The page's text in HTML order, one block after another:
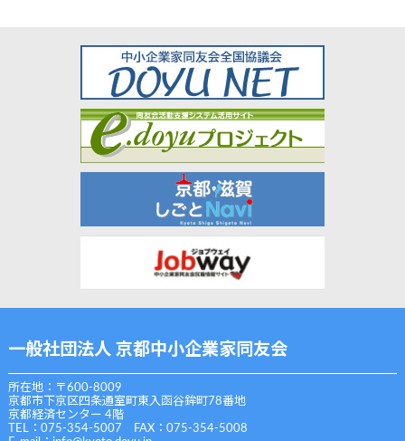
一般社団法人 京都中小企業家同友会
所在地：〒600-8009
京都市下京区四条通室町東入函谷鉾町78番地
京都経済センター 4階
TEL：075-354-5007 FAX：075-354-5008